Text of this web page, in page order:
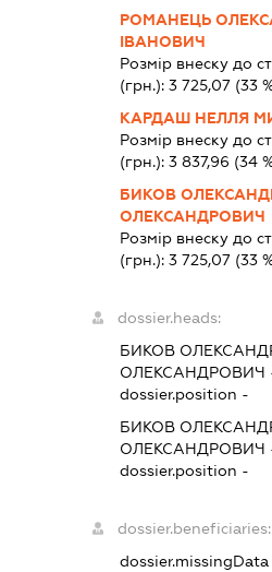
РОМАНЕЦЬ
ІВАНОВИЧ
Розмір внеску до
(грн.):3 725,07 (33
КАРДАШ НЕЛЛЯ
Розмір внеску до
(грн.):3 837,96 (34
БИКОВ
ОЛЕКСАНДРОВИЧ
Розмір внеску до
(грн.):3 725,07 (33
dossier.heads:
БИКОВ
ОЛЕКСАНДРОВИЧ
dossier.position -
БИКОВ
ОЛЕКСАНДРОВИЧ
dossier.position -
dossier.beneficiaries:
dossier.missingData